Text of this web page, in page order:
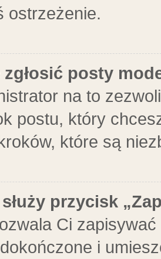
ostrzeżenie.
zgłosić posty
na to
postu, który
które są
przycisk
Ci
i